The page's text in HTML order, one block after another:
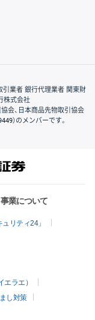
引業者 銀行代理業者 関東財
株式会社
会、日本商品先物取引協会
）のメンバーです。
業について
リティ24」
ラエ）
し対策